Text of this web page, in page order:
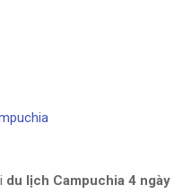
du lịch Campuchia 4 ngày